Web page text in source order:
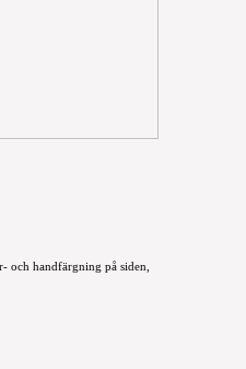
och handfärgning på siden,